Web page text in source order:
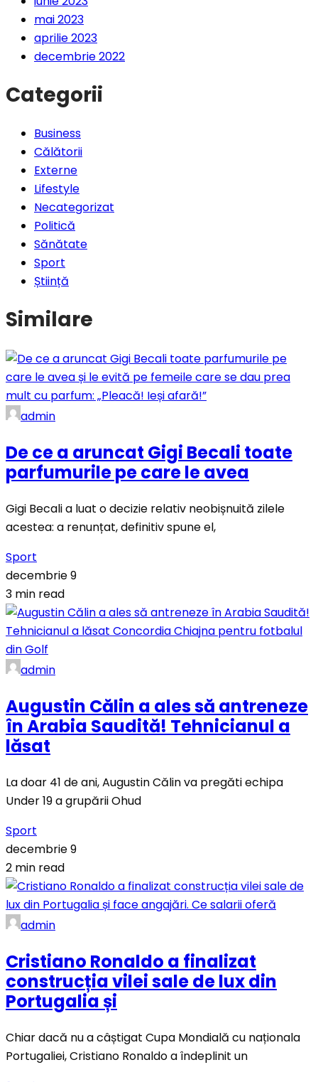
mai 2023
aprilie 2023
decembrie 2022
Categorii
Business
Călătorii
Externe
Lifestyle
Necategorizat
Politică
Sănătate
Sport
Știință
Similare
admin
De ce a aruncat Gigi Becali toate
parfumurile pe care le avea
Gigi Becali a luat o decizie relativ neobișnuită zilele
acestea: a renunțat, definitiv spune el,
Sport
decembrie 9
3 min read
admin
Augustin Călin a ales să antreneze
în Arabia Saudită! Tehnicianul a
lăsat
La doar 41 de ani, Augustin Călin va pregăti echipa
Under 19 a grupării Ohud
Sport
decembrie 9
2 min read
admin
Cristiano Ronaldo a finalizat
construcția vilei sale de lux din
Portugalia și
Chiar dacă nu a câștigat Cupa Mondială cu naționala
Portugaliei, Cristiano Ronaldo a îndeplinit un